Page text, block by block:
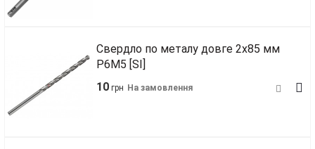
Свердло по металу довге 2х85 мм
Р6М5 [SI]
10 грн На замовлення